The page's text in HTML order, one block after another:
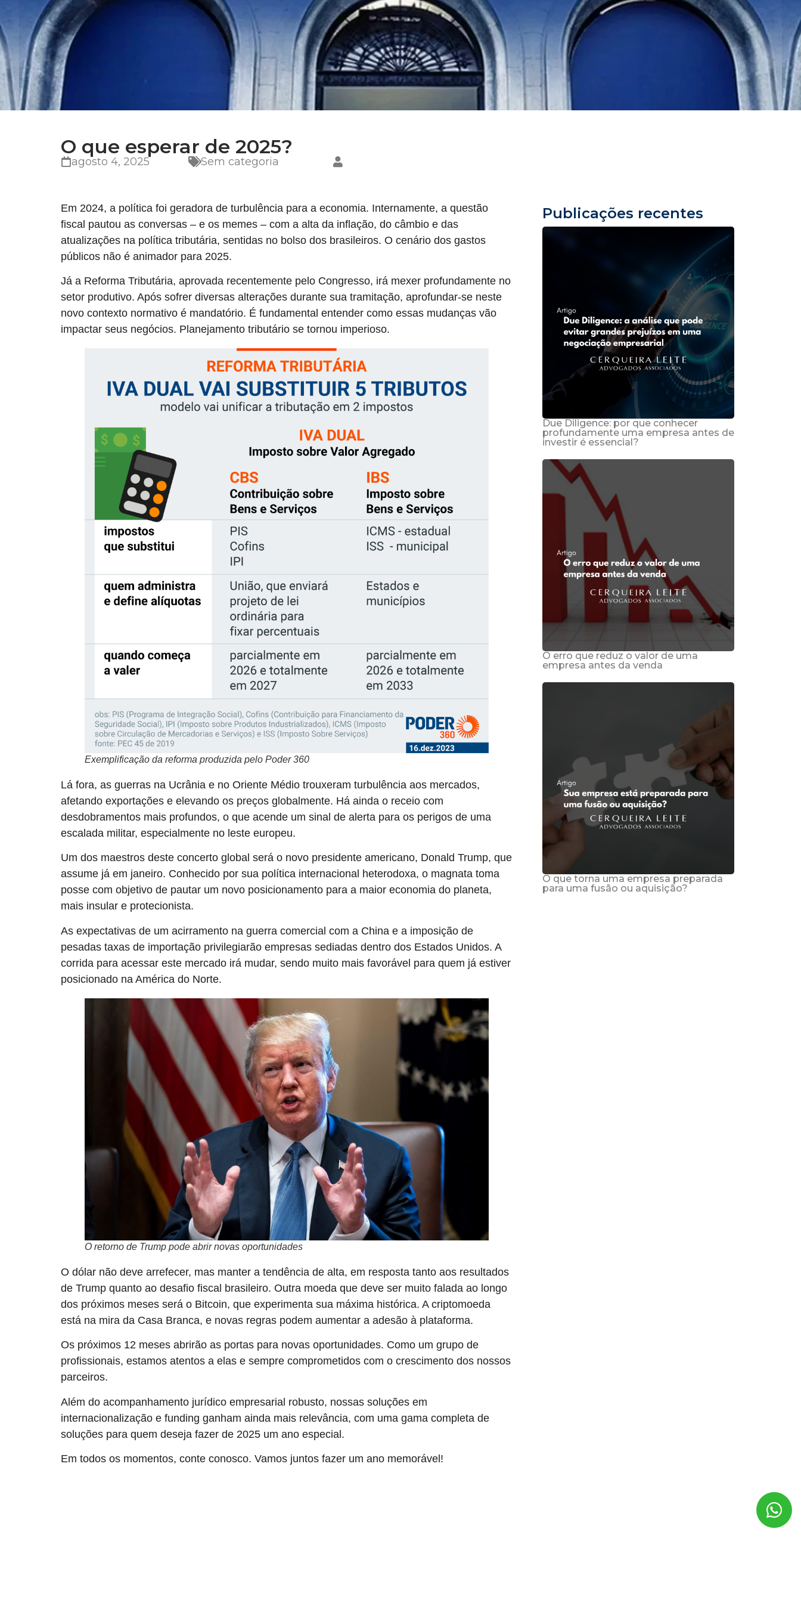
O que esperar de 2025?
agosto 4, 2025 Sem categoria
Em 2024, a política foi geradora de turbulência para a economia. Internamente, a questão
fiscal pautou as conversas – e os memes – com a alta da inflação, do câmbio e das
atualizações na política tributária, sentidas no bolso dos brasileiros. O cenário dos gastos
públicos não é animador para 2025.
Já a Reforma Tributária, aprovada recentemente pelo Congresso, irá mexer profundamente no
setor produtivo. Após sofrer diversas alterações durante sua tramitação, aprofundar-se neste
novo contexto normativo é mandatório. É fundamental entender como essas mudanças vão
impactar seus negócios. Planejamento tributário se tornou imperioso.
Exemplificação da reforma produzida pelo Poder 360
Lá fora, as guerras na Ucrânia e no Oriente Médio trouxeram turbulência aos mercados,
afetando exportações e elevando os preços globalmente. Há ainda o receio com
desdobramentos mais profundos, o que acende um sinal de alerta para os perigos de uma
escalada militar, especialmente no leste europeu.
Um dos maestros deste concerto global será o novo presidente americano, Donald Trump, que
assume já em janeiro. Conhecido por sua política internacional heterodoxa, o magnata toma
posse com objetivo de pautar um novo posicionamento para a maior economia do planeta,
mais insular e protecionista.
As expectativas de um acirramento na guerra comercial com a China e a imposição de
pesadas taxas de importação privilegiarão empresas sediadas dentro dos Estados Unidos. A
corrida para acessar este mercado irá mudar, sendo muito mais favorável para quem já estiver
posicionado na América do Norte.
O retorno de Trump pode abrir novas oportunidades
O dólar não deve arrefecer, mas manter a tendência de alta, em resposta tanto aos resultados
de Trump quanto ao desafio fiscal brasileiro. Outra moeda que deve ser muito falada ao longo
dos próximos meses será o Bitcoin, que experimenta sua máxima histórica. A criptomoeda
está na mira da Casa Branca, e novas regras podem aumentar a adesão à plataforma.
Os próximos 12 meses abrirão as portas para novas oportunidades. Como um grupo de
profissionais, estamos atentos a elas e sempre comprometidos com o crescimento dos nossos
parceiros.
Além do acompanhamento jurídico empresarial robusto, nossas soluções em
internacionalização e funding ganham ainda mais relevância, com uma gama completa de
soluções para quem deseja fazer de 2025 um ano especial.
Em todos os momentos, conte conosco. Vamos juntos fazer um ano memorável!
Publicações recentes
Due Diligence: por que conhecer
profundamente uma empresa antes de
investir é essencial?
O erro que reduz o valor de uma
empresa antes da venda
O que torna uma empresa preparada
para uma fusão ou aquisição?